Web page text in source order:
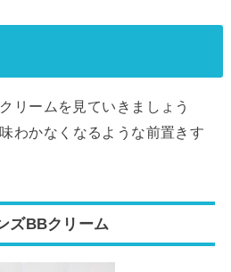
リームを見ていきましょう
わかなくなるような前置きす
ズBBクリーム